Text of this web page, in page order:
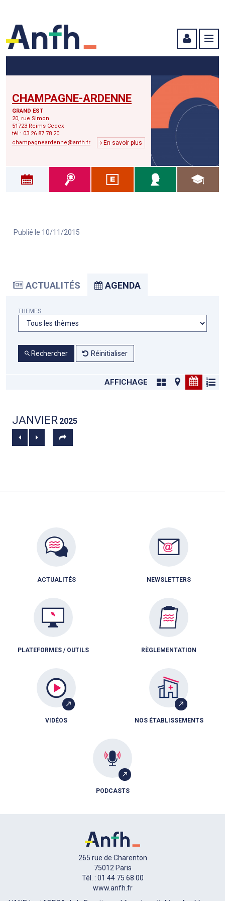
CHAMPAGNE-ARDENNE
GRAND EST
20, rue Simon
51723 Reims Cedex
tél : 03 26 87 78 20
champagneardenne@anfh.fr
En savoir plus
Publié le 10/11/2015
ACTUALITÉS AGENDA
THEMES
Rechercher Réinitialiser
AFFICHAGE
JANVIER 2025
ACTUALITÉS NEWSLETTERS
PLATEFORMES / OUTILS RÈGLEMENTATION
VIDÉOS NOS ÉTABLISSEMENTS
PODCASTS
265 rue de Charenton
75012 Paris
Tél. : 01 44 75 68 00
www.anfh.fr